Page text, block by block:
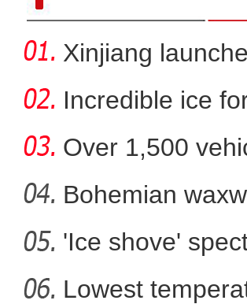
【新疆故事】
Xinjiang
Incredible ice
Over 1,500
Bohemian
'Ice shove'
Lowest